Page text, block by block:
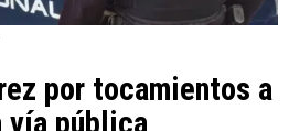
por tocamientos a
vía pública